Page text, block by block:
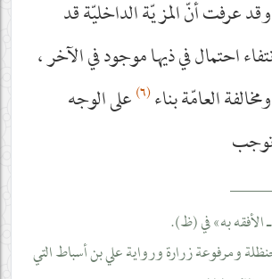
عرفت أنّ المزيّة الداخليّة قد
احتمال في ذيها موجود في الآخر ،
العامّة بناء(٦) على الوجه
ومرفوعة زرارة ورواية علي بن أسباط التي